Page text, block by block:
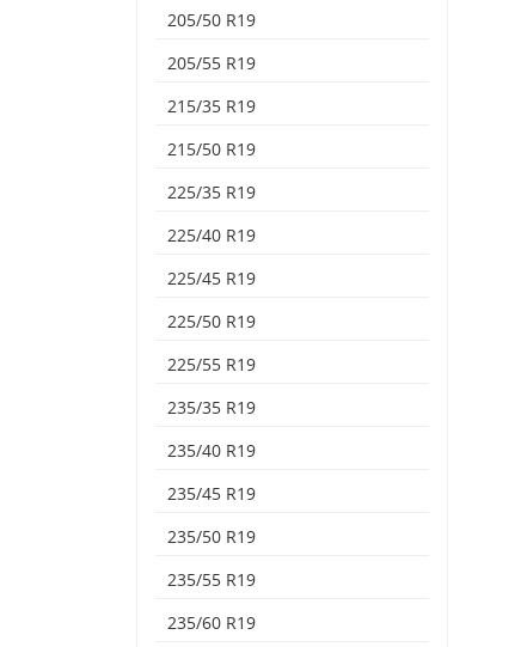
205/50 R19
205/55 R19
215/35 R19
215/50 R19
225/35 R19
225/40 R19
225/45 R19
225/50 R19
225/55 R19
235/35 R19
235/40 R19
235/45 R19
235/50 R19
235/55 R19
235/60 R19